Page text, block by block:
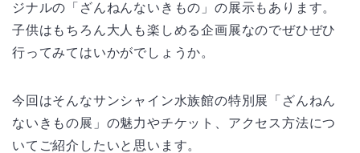
ジナルの「ざんねんないきもの」の展示もあります。
子供はもちろん大人も楽しめる企画展なのでぜひぜひ
行ってみてはいかがでしょうか。
今回はそんなサンシャイン水族館の特別展「ざんねん
ないきもの展」の魅力やチケット、アクセス方法につ
いてご紹介したいと思います。